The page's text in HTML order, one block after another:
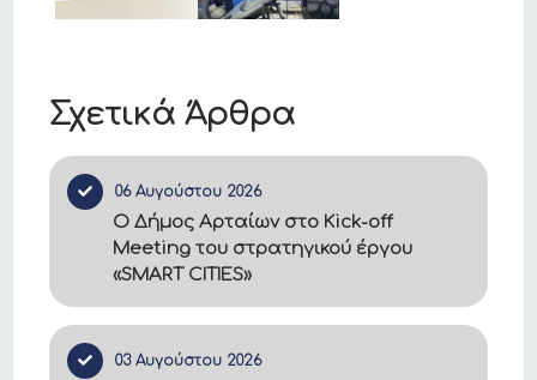
Σχετικά Άρθρα
06 Αυγούστου 2026
Ο Δήμος Αρταίων στο Kick-off
Meeting του στρατηγικού έργου
«SMART CITIES»
03 Αυγούστου 2026